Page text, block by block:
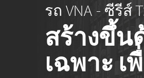
รถ VNA - ซีรีส์
สร้างขึ้น
เฉพาะ